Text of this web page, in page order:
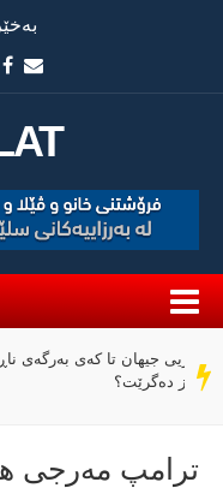
سەر
دێڕ
لەگەڵ
ترامپ مەرجی